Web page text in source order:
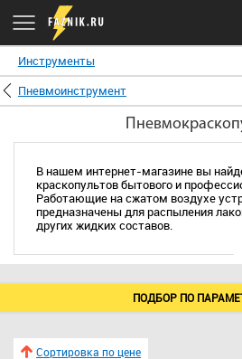
Инструменты
Пневмоинструмент
В нашем интернет-магазине вы
краскопультов бытового и
Работающие на сжатом воздухе
предназначены для распыления
других жидких составов.
ПОДБОР ПО
Сортировка по цене